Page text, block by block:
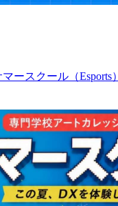
ースクール（Esports）